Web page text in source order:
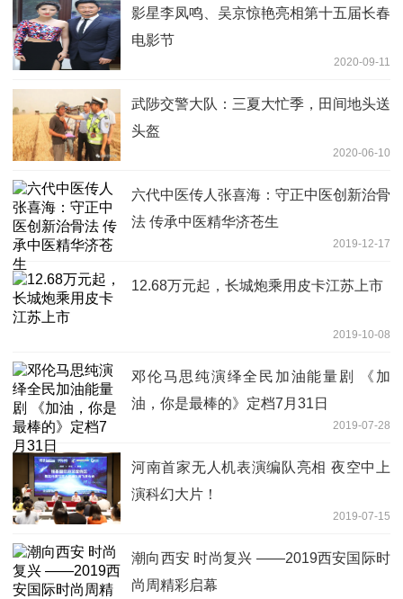
影星李凤鸣、吴京惊艳亮相第十五届长春
电影节
2020-09-11
武陟交警大队：三夏大忙季，田间地头送
头盔
2020-06-10
六代中医传人张喜海：守正中医创新治骨
法 传承中医精华济苍生
2019-12-17
12.68万元起，长城炮乘用皮卡江苏上市
2019-10-08
邓伦马思纯演绎全民加油能量剧 《加
油，你是最棒的》定档7月31日
2019-07-28
河南首家无人机表演编队亮相 夜空中上
演科幻大片！
2019-07-15
潮向西安 时尚复兴 ——2019西安国际时
尚周精彩启幕